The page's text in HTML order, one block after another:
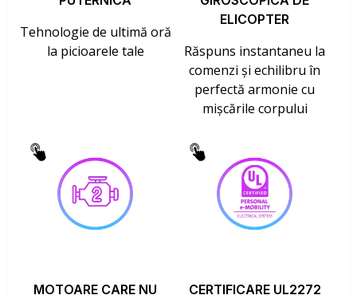
Tehnologie de ultimă oră
la picioarele tale
ELICOPTER
Răspuns instantaneu la
comenzi și echilibru în
perfectă armonie cu
mișcările corpului
MOTOARE CARE NU
CERTIFICARE UL2272